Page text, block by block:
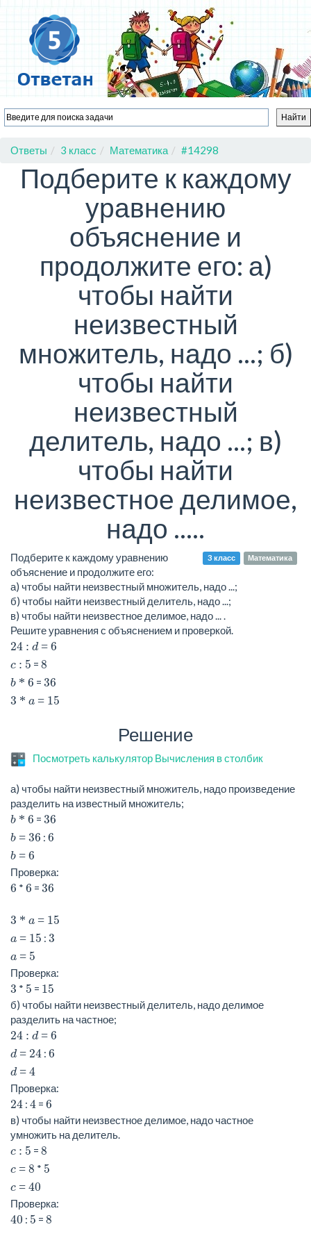
Ответы 3 класс Математика #14298
Подберите к каждому
уравнению
объяснение и
продолжите его: а)
чтобы найти
неизвестный
множитель, надо ...; б)
чтобы найти
неизвестный
делитель, надо ...; в)
чтобы найти
неизвестное делимое,
надо .....
3 класс Математика
Подберите к каждому уравнению
объяснение и продолжите его:
а) чтобы найти неизвестный множитель, надо ...;
б) чтобы найти неизвестный делитель, надо ...;
в) чтобы найти неизвестное делимое, надо ... .
Решите уравнения с объяснением и проверкой.
24 : d = 6
c : 5 = 8
b * 6 = 36
3 * a = 15
Решение
Посмотреть калькулятор Вычисления в столбик
а) чтобы найти неизвестный множитель, надо произведение
разделить на известный множитель;
b * 6 = 36
b = 36 : 6
b = 6
Проверка:
6 * 6 = 36
3 * a = 15
a = 15 : 3
a = 5
Проверка:
3 * 5 = 15
б) чтобы найти неизвестный делитель, надо делимое
разделить на частное;
24 : d = 6
d = 24 : 6
d = 4
Проверка:
24 : 4 = 6
в) чтобы найти неизвестное делимое, надо частное
умножить на делитель.
c : 5 = 8
c = 8 * 5
c = 40
Проверка:
40 : 5 = 8